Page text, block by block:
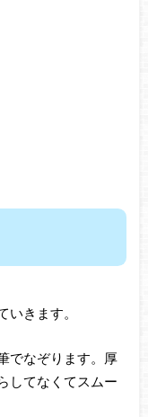
きます。
でなぞります。厚
してなくてスムー